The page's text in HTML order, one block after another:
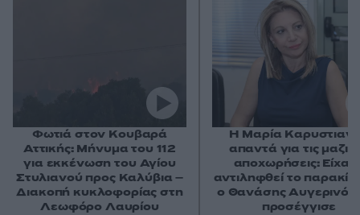
Φωτιά στον Κουβαρά
Αττικής: Μήνυμα του 112
για εκκένωση του Αγίου
Στυλιανού προς Καλύβια –
Διακοπή κυκλοφορίας στη
Λεωφόρο Λαυρίου
Η Μαρία
απαντά για τις
αποχωρήσεις:
αντιληφθεί το
ο Θανάσης Αυγερινός
προσέγγισε